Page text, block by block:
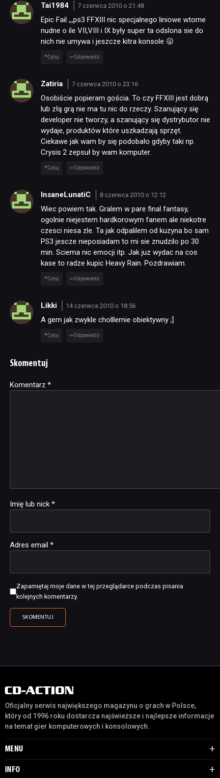
Tai1984 7 czerwca 2010 o 21:48
Epic Fail ,,,ps3 FFXIII nic specjalnego liniowe wtorne
nudne o ile VII,VIII i IX były super ta odslona sie do
nich nie umywa i jeszcze kitra konsole 😛
Cytuj Odpowiedz
Zatiria 7 czerwca 2010 o 23:16
Osobiście popieram gościa. To czy FFXIII jest dobrą
lub złą grą nie ma tu nic do rzeczy. Szanujący się
developer nie tworzy, a szanujący się dystrybutor nie
wydaje, produktów które uszkadzają sprzęt.
Ciekawe jak wam by się podobało gdyby taki np.
Crysis 2 zepsuł by wam komputer.
Cytuj Odpowiedz
InsaneLunatiC 8 czerwca 2010 o 12:12
Wiec powiem tak. Gralem w pare final fantasy,
ogolnie niejestem hardkorowym fanem ale niekotre
czesci niesa zle. Ta jak odpalilem od kuzyna bo sam
PS3 jescze nieposiadam to mi sie znudzilo po 30
min. Sciema nic emocji itp. Jak juz wydac na cos
kase to radze kupic Heavy Rain. Pozdrawiam.
Cytuj Odpowiedz
Likki 14 czerwca 2010 o 18:56
A gem jak zwykle cholllernie obiektywny ;]
Cytuj Odpowiedz
Skomentuj
Komentarz *
Imię lub nick *
Adres email *
Zapamiętaj moje dane w tej przeglądarce podczas pisania
kolejnych komentarzy.
Alternative:
Oficjalny serwis największego magazynu o grach w Polsce,
który od 1996 roku dostarcza najświeższe i najlepsze informacje
na temat gier komputerowych i konsolowych.
MENU
INFO